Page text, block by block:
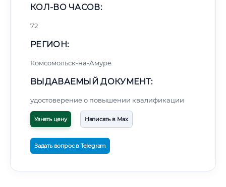
КОЛ-ВО ЧАСОВ:
72
РЕГИОН:
Комсомольск-на-Амуре
ВЫДАВАЕМЫЙ ДОКУМЕНТ:
удостоверение о повышении квалификации
Узнать цену Написать в Max
Задать вопрос в Telegram